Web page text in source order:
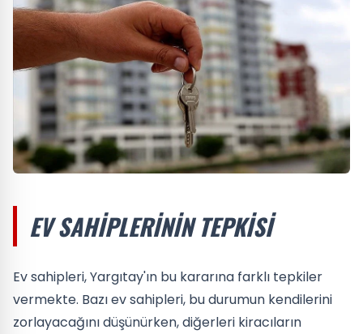
EV SAHIPLERININ TEPKISI
Ev sahipleri, Yargıtay'ın bu kararına farklı tepkiler
vermekte. Bazı ev sahipleri, bu durumun kendilerini
zorlayacağını düşünürken, diğerleri kiracıların